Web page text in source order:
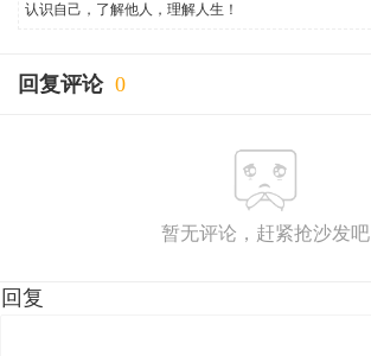
认识自己，了解他人，理解人生！
回复评论 0
暂无评论，赶紧抢沙发吧
回复